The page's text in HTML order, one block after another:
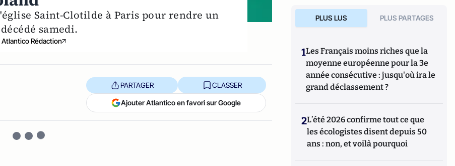
Saint-Clotilde à Paris pour rendre un
samedi.
Atlantico Rédaction
PARTAGER CLASSER
Ajouter Atlantico en favori sur Google
PLUS LUS PLUS PARTAGES
1Les Français moins riches que la
moyenne européenne pour la 3e
année consécutive : jusqu'où ira le
grand déclassement ?
2L’été 2026 confirme tout ce que
les écologistes disent depuis 50
ans : non, et voilà pourquoi